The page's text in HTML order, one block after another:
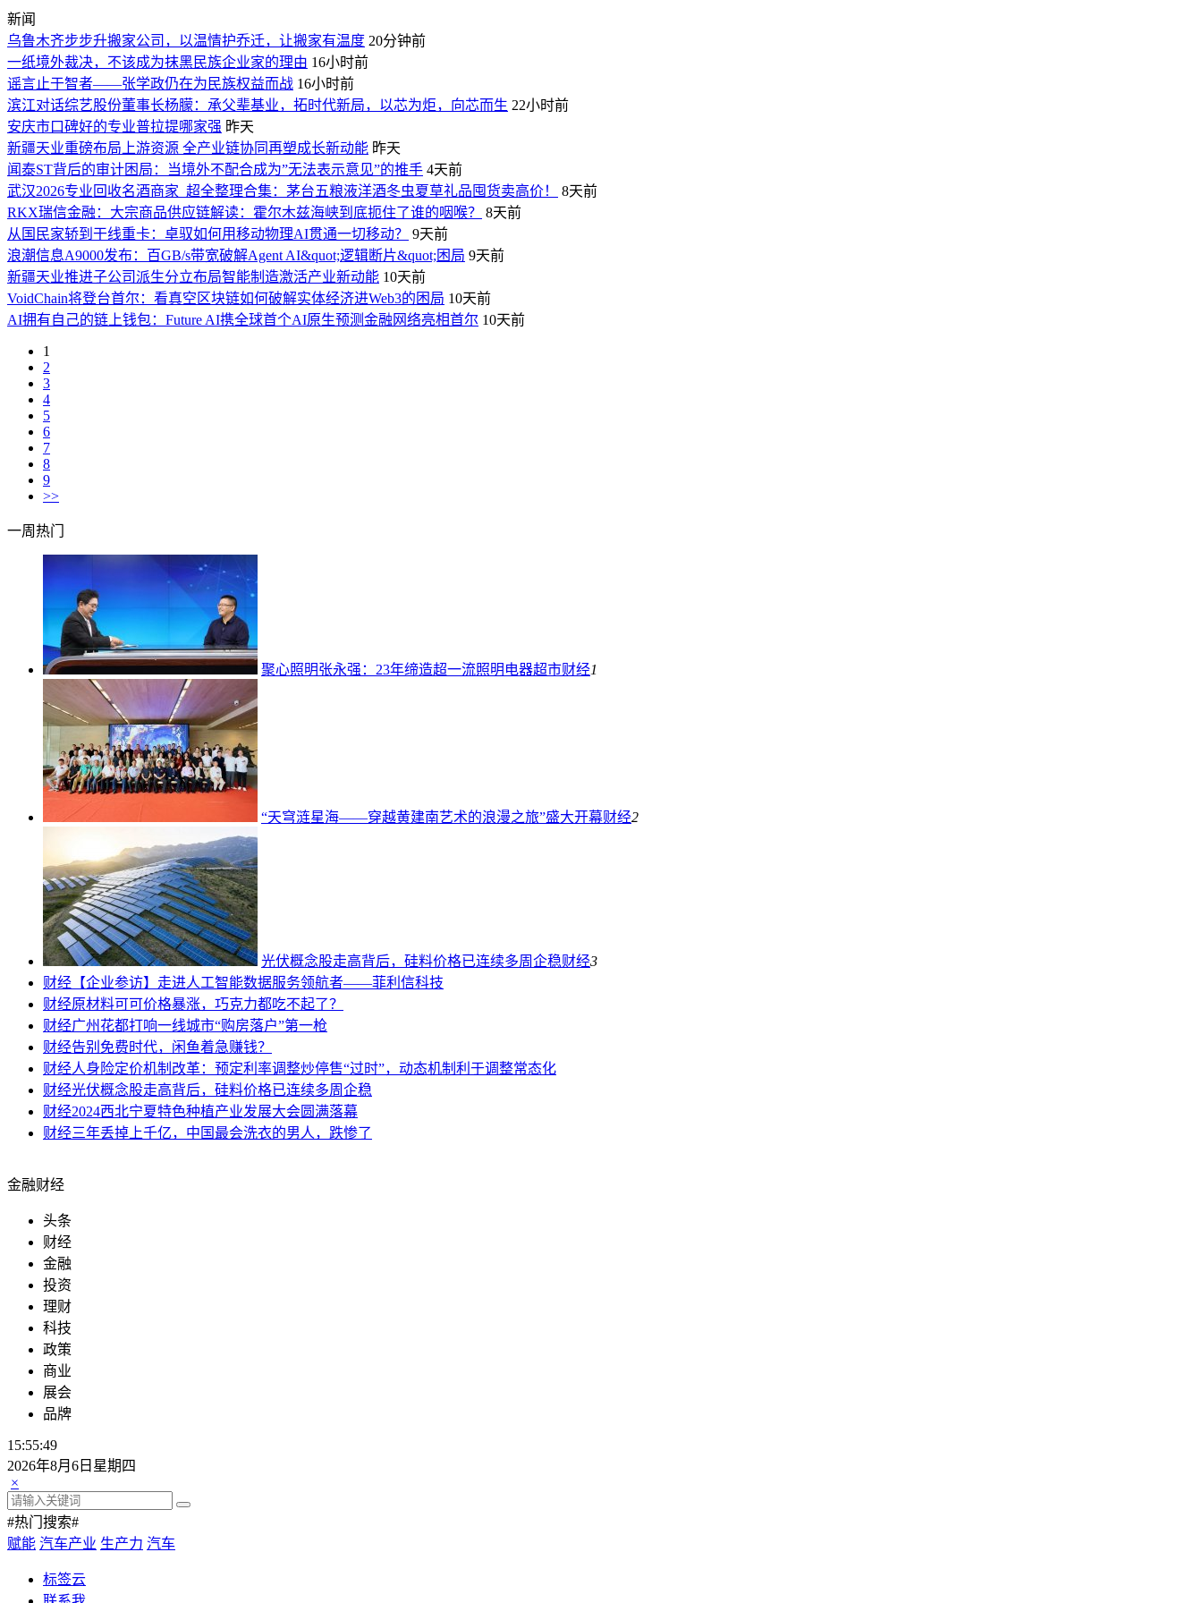
新闻
乌鲁木齐步步升搬家公司，以温情护乔迁，让搬家有温度 20分钟前
一纸境外裁决，不该成为抹黑民族企业家的理由 16小时前
谣言止于智者——张学政仍在为民族权益而战 16小时前
滨江对话综艺股份董事长杨朦：承父辈基业，拓时代新局，以芯为炬，向芯而生 22小时前
安庆市口碑好的专业普拉提哪家强 昨天
新疆天业重磅布局上游资源 全产业链协同再塑成长新动能 昨天
闻泰ST背后的审计困局：当境外不配合成为”无法表示意见”的推手 4天前
武汉2026专业回收名酒商家_超全整理合集：茅台五粮液洋酒冬虫夏草礼品囤货卖高价！
8天前
RKX瑞信金融：大宗商品供应链解读：霍尔木兹海峡到底扼住了谁的咽喉？
8天前
从国民家轿到干线重卡：卓驭如何用移动物理AI贯通一切移动？
9天前
浪潮信息A9000发布：百GB/s带宽破解Agent AI&quot;逻辑断片&quot;困局 9天前
新疆天业推进子公司派生分立布局智能制造激活产业新动能 10天前
VoidChain将登台首尔：看真空区块链如何破解实体经济进Web3的困局 10天前
AI拥有自己的链上钱包：Future AI携全球首个AI原生预测金融网络亮相首尔 10天前
1
2
3
4
5
6
7
8
9
>>
一周热门
聚心照明张永强：23年缔造超一流照明电器超市财经1
“天穹涟星海——穿越黄建南艺术的浪漫之旅”盛大开幕财经2
光伏概念股走高背后，硅料价格已连续多周企稳财经3
财经 【企业参访】走进人工智能数据服务领航者——菲利信科技
财经原材料可可价格暴涨，巧克力都吃不起了？
财经广州花都打响一线城市“购房落户”第一枪
财经告别免费时代，闲鱼着急赚钱？
财经人身险定价机制改革：预定利率调整炒停售“过时”，动态机制利于调整常态化
财经光伏概念股走高背后，硅料价格已连续多周企稳
财经2024西北宁夏特色种植产业发展大会圆满落幕
财经三年丢掉上千亿，中国最会洗衣的男人，跌惨了
金融财经
头条
财经
金融
投资
理财
科技
政策
商业
展会
品牌
15:55:49
2026年8月6日星期四
×
#热门搜索#
赋能 汽车产业 生产力 汽车
标签云